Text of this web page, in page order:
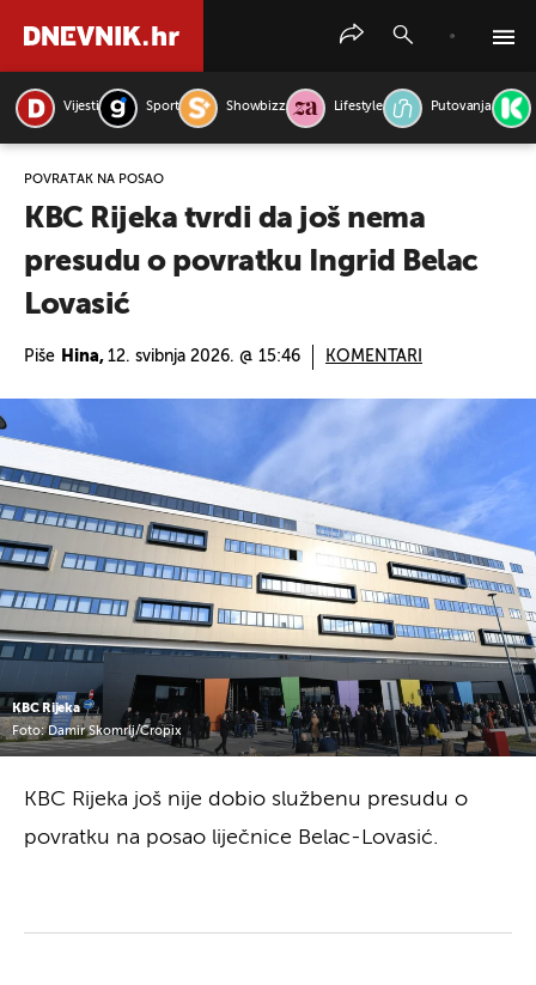
Vijesti Sport Showbizz Lifestyle Putovanja
POVRATAK NA POSAO
KBC Rijeka tvrdi da još nema
presudu o povratku Ingrid Belac
Lovasić
Piše Hina, 12. svibnja 2026. @ 15:46 KOMENTARI
KBC Rijeka
Foto: Damir Skomrlj/Cropix
KBC Rijeka još nije dobio službenu presudu o
povratku na posao liječnice Belac-Lovasić.
PRETRAŽITE VIJESTI